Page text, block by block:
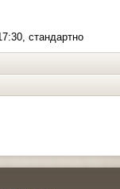
стандартно